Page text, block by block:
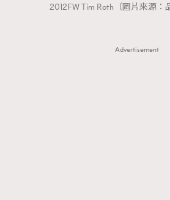
2012FW Tim Roth（圖片來源：
Advertisement